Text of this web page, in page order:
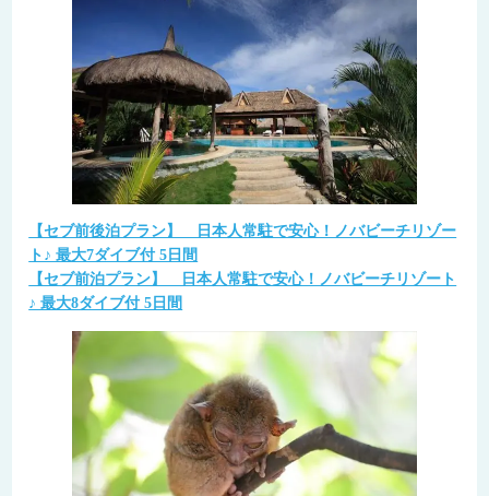
【セブ前後泊プラン】 日本人常駐で安心！ノバビーチリゾー
ト♪ 最大7ダイブ付 5日間
【セブ前泊プラン】 日本人常駐で安心！ノバビーチリゾート
♪ 最大8ダイブ付 5日間